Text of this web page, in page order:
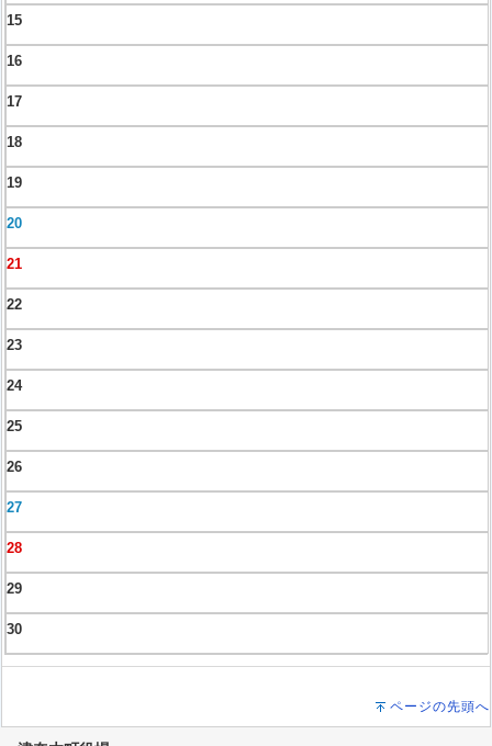
15
16
17
18
19
20
21
22
23
24
25
26
27
28
29
30
ページの先頭へ